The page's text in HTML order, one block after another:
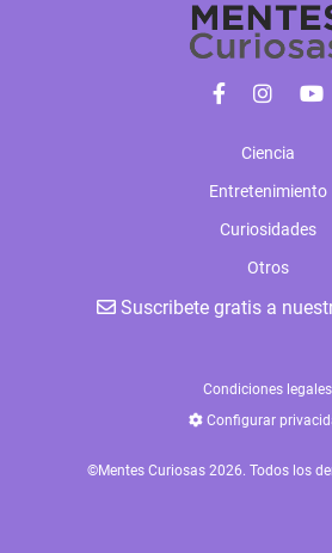
Ciencia
Entretenimiento
Curiosidades
Otros
Suscribete gratis a
Condiciones legales
Configurar
©Mentes Curiosas 2026. Todos los